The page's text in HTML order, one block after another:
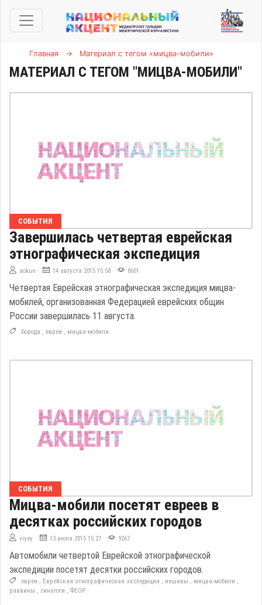
Главная → Материал с тегом «мицва-мобили»
МАТЕРИАЛ С ТЕГОМ "МИЦВА-МОБИЛИ"
СОБЫТИЯ
Завершилась четвертая еврейская
этнографическая экспедиция
aokun 14 августа 2015 15:58 8601
Четвертая Еврейская этнографическая экспедиция мицва-
мобилей, организованная Федерацией еврейских общин
России завершилась 11 августа.
Борода , евреи , мицва-мобили
СОБЫТИЯ
Мицва-мобили посетят евреев в
десятках российских городов
vixey 13 июля 2015 15:27 9267
Автомобили четвертой Еврейской этнографической
экспедиции посетят десятки российских городов.
евреи , Еврейская этнографическая экспедиция , иешивы , мицва-мобили ,
раввины , синагоги , ФЕОР